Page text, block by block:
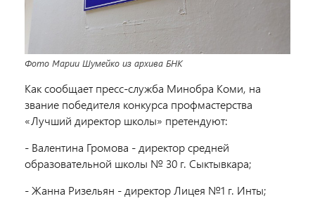
Фото Марии Шумейко из архива БНК
Как сообщает пресс-служба Минобра Коми, на
звание победителя конкурса профмастерства
«Лучший директор школы» претендуют:
- Валентина Громова - директор средней
образовательной школы № 30 г. Сыктывкара;
- Жанна Ризельян - директор Лицея №1 г. Инты;